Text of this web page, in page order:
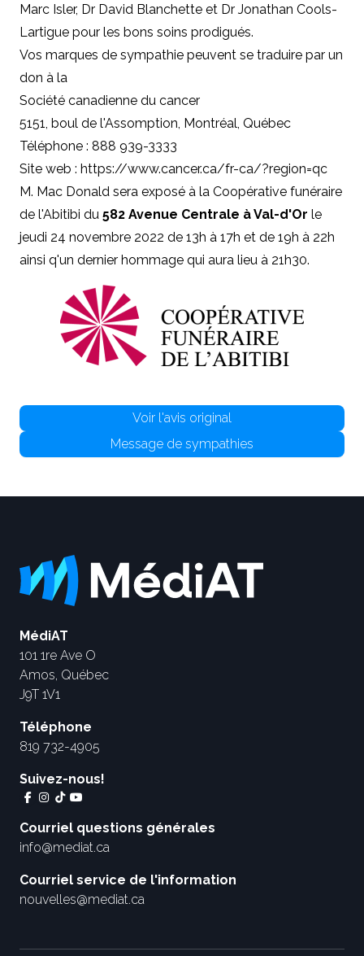
Marc Isler, Dr David Blanchette et Dr Jonathan Cools-
Lartigue pour les bons soins prodigués.
Vos marques de sympathie peuvent se traduire par un
don à la
Société canadienne du cancer
5151, boul de l'Assomption, Montréal, Québec
Téléphone : 888 939-3333
Site web : https://www.cancer.ca/fr-ca/?region=qc
M. Mac Donald sera exposé à la Coopérative funéraire
de l'Abitibi du 582 Avenue Centrale à Val-d'Or le
jeudi 24 novembre 2022 de 13h à 17h et de 19h à 22h
ainsi q'un dernier hommage qui aura lieu à 21h30.
Voir l'avis original
Message de sympathies
MédiAT
101 1re Ave O
Amos, Québec
J9T 1V1
Téléphone
819 732-4905
Suivez-nous!
Courriel questions générales
info@mediat.ca
Courriel service de l'information
nouvelles@mediat.ca